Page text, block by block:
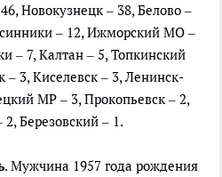
Новокузнецк – 38, Белово –
– 12, Ижморский МО –
– 7, Калтан – 5, Топкинский
3, Киселевск – 3, Ленинск-
МР – 3, Прокопьевск – 2,
Березовский – 1.
. Мужчина 1957 года рождения